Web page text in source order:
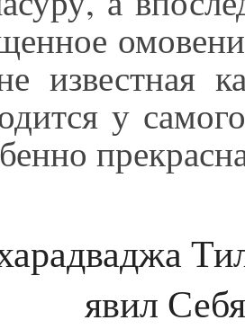
известная
у
явил